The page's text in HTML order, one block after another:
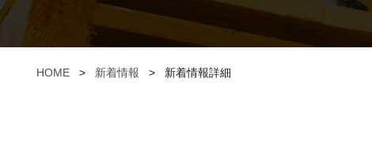
HOME > 新着情報 > 新着情報詳細